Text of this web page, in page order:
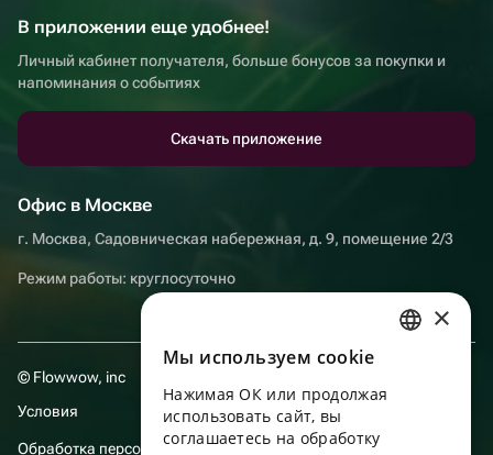
В приложении еще удобнее!
Личный кабинет получателя, больше бонусов за покупки и
напоминания о событиях
Скачать приложение
Офис в Москве
г. Москва, Садовническая набережная, д. 9, помещение 2/3
Режим работы: круглосуточно
© Flowwow, inc
Условия
Обработка персональных данных
ENGLISH
UKRAINIAN
×
Мы используем сookie
Нажимая ОК или продолжая
использовать сайт, вы
соглашаетесь на обработку